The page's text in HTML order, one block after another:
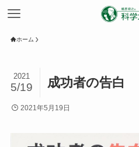
ホーム
成功者の告白
2021
5/19
2021年5月19日